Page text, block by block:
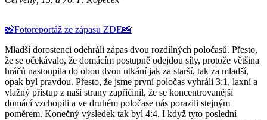
📸Fotoreportáž ze zápasu ZDE📸
Mladší dorostenci odehráli zápas dvou rozdílných poločasů. Přesto,
že se očekávalo, že domácím postupně odejdou síly, protože většina
hráčů nastoupila do obou dvou utkání jak za starší, tak za mladší,
opak byl pravdou. Přesto, že jsme první poločas vyhráli 3:1, laxní a
vlažný přístup z naší strany zapříčinil, že se koncentrovanější
domácí vzchopili a ve druhém poločase nás porazili stejným
poměrem. Konečný výsledek tak byl 4:4. I když tyto poslední